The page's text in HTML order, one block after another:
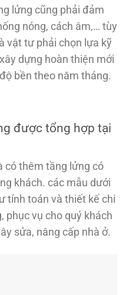
lửng cũng phải đảm
nóng, cách âm,… tùy
vật tư phải chọn lựa kỹ
dựng hoàn thiện mới
bền theo năm tháng.
được tổng hợp tại
có thêm tầng lửng có
khách. các mẫu dưới
tính toán và thiết kế chi
phục vụ cho quý khách
sửa, nâng cấp nhà ở.